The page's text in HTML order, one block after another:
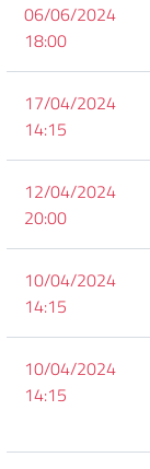
06/06/2024
18:00
17/04/2024
14:15
12/04/2024
20:00
10/04/2024
14:15
10/04/2024
14:15